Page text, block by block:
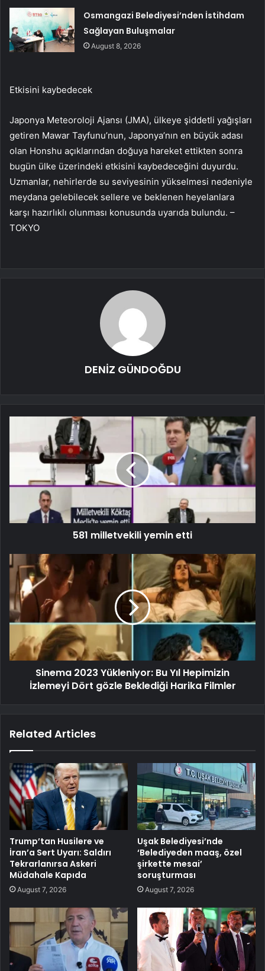
Osmangazi Belediyesi’nden İstihdam
Sağlayan Buluşmalar
August 8, 2026
Etkisini kaybedecek
Japonya Meteoroloji Ajansı (JMA), ülkeye şiddetli yağışları
getiren Mawar Tayfunu’nun, Japonya’nın en büyük adası
olan Honshu açıklarından doğuya hareket ettikten sonra
bugün ülke üzerindeki etkisini kaybedeceğini duyurdu.
Uzmanlar, nehirlerde su seviyesinin yükselmesi nedeniyle
meydana gelebilecek sellere ve beklenen heyelanlara
karşı hazırlıklı olunması konusunda uyarıda bulundu. –
TOKYO
DENİZ GÜNDOĞDU
581 milletvekili yemin etti
Sinema 2023 Yükleniyor: Bu Yıl Hepimizin
İzlemeyi Dört gözle Beklediği Harika Filmler
Related Articles
Trump’tan Husilere ve
İran’a Sert Uyarı: Saldırı
Tekrarlanırsa Askeri
Müdahale Kapıda
August 7, 2026
Uşak Belediyesi’nde
‘Belediyeden maaş, özel
şirkette mesai’
soruşturması
August 7, 2026